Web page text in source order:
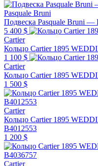
Pasquale Bruni
Подвеска Pasquale Bruni —
5 400 $
Cartier
Кольцо Cartier 1895
1 100 $
Cartier
Кольцо Cartier 1895
1 500 $
Cartier
Кольцо Cartier 1895
B4012553
1 200 $
Cartier